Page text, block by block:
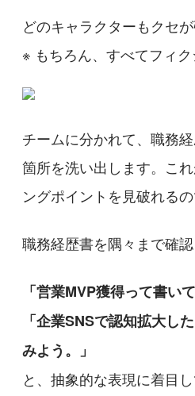
どのキャラクターもクセ
※ もちろん、すべてフィ
チームに分かれて、職務
箇所を洗い出します。こ
ングポイントを見破れる
職務経歴書を隅々まで確
「営業MVP獲得って書い
「企業SNSで認知拡大し
みよう。」
と、抽象的な表現に着目